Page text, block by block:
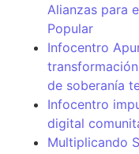
Alianzas para
Popular
Infocentro
de soberanía
Infocentro
digital
Multiplicando